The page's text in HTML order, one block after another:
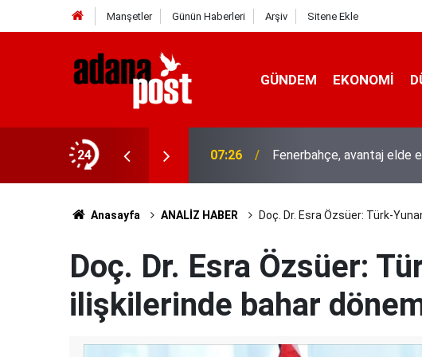
Manşetler Günün Haberleri Arşiv Sitene Ekle
GÜNDEM EKONOMI
24 07:26 Fenerbahçe, avantaj elde
Anasayfa ANALİZ HABER Doç. Dr. Esra Özsüer: Türk-
Doç. Dr. Esra Özsüer:
ilişkilerinde bahar